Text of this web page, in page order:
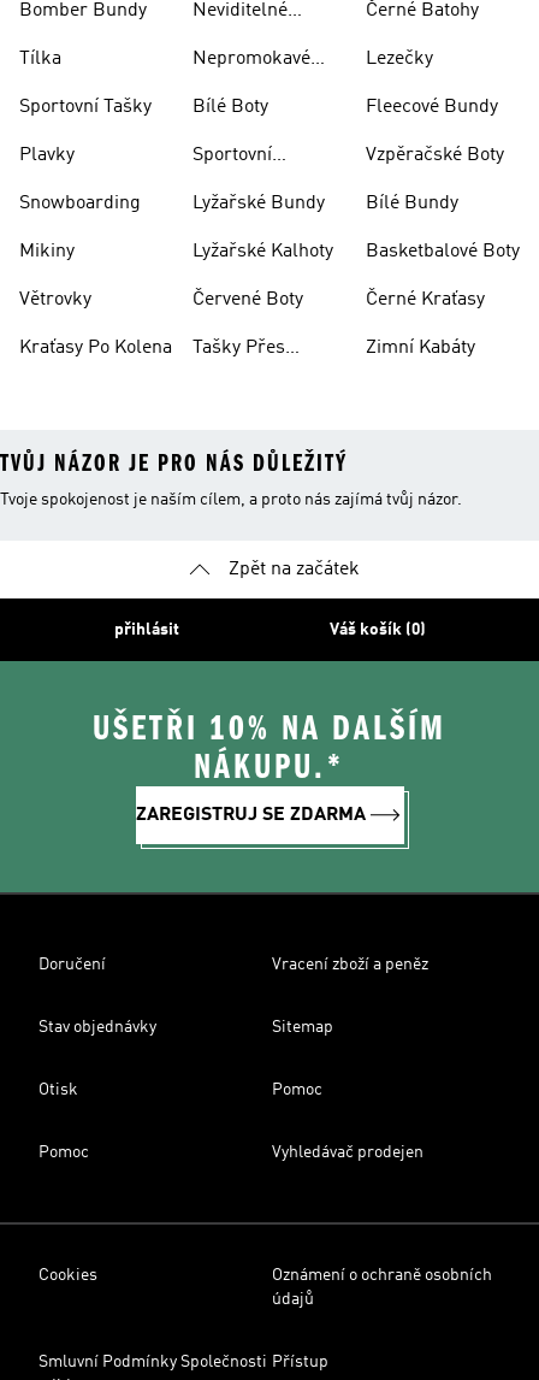
Bomber Bundy
Tílka
Sportovní Tašky
Plavky
Snowboarding
Mikiny
Větrovky
Kraťasy Po Kolena
Neviditelné
Nepromokavé
Bílé Boty
Sportovní
Lyžařské Bundy
Lyžařské Kalhoty
Červené Boty
Tašky Přes
Černé Batohy
Lezečky
Fleecové Bundy
Vzpěračské Boty
Bílé Bundy
Basketbalové Boty
Černé Kraťasy
Zimní Kabáty
TVŮJ NÁZOR JE PRO NÁS DŮLEŽITÝ
Tvoje spokojenost je naším cílem, a proto nás zajímá tvůj názor.
Zpět na začátek
přihlásit Váš košík (0)
UŠETŘI 10% NA DALŠÍM
NÁKUPU.*
ZAREGISTRUJ SE ZDARMA
Doručení Vracení zboží a peněz
Stav objednávky Sitemap
Otisk Pomoc
Pomoc Vyhledávač prodejen
Cookies
Oznámení o ochraně osobních
údajů
Smluvní Podmínky Společnosti Přístup